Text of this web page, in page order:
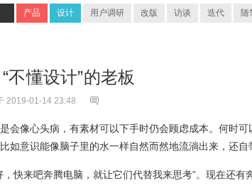
产品 设计 用户调研 改版 访谈 迭代 随
“不懂设计”的老板
2019-01-14 23:48
会像心头病，有素材可以下手时仍会顾虑成本。何时
如意识能像脑子里的水一样自然而然地流淌出来，还自
，快来吧奔腾电脑，就让它们代替我来思考”。现在还有